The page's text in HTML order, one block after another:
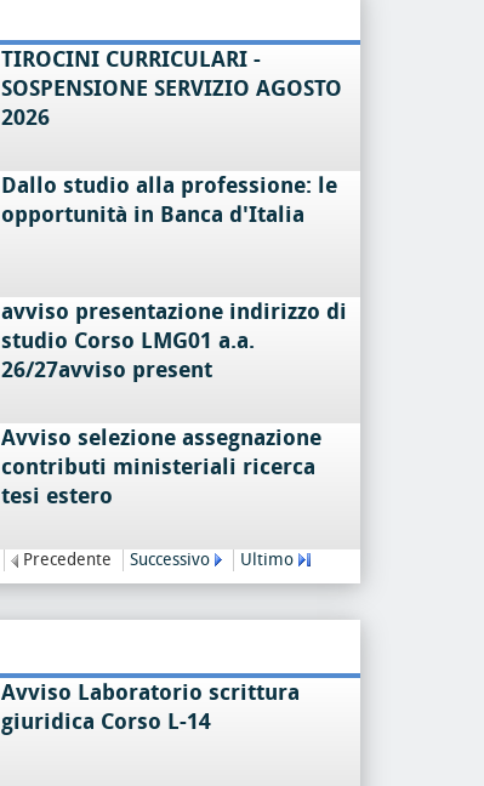
TIROCINI CURRICULARI -
SOSPENSIONE SERVIZIO AGOSTO
2026
Dallo studio alla professione: le
opportunità in Banca d'Italia
avviso presentazione indirizzo di
studio Corso LMG01 a.a.
26/27avviso present
Avviso selezione assegnazione
contributi ministeriali ricerca
tesi estero
Precedente Successivo Ultimo
Avviso Laboratorio scrittura
giuridica Corso L-14